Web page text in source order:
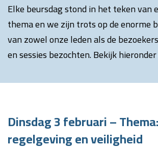
Elke beursdag stond in het teken van
thema en we zijn trots op de enorme
van zowel onze leden als de
en sessies bezochten. Bekijk
Dinsdag 3 februari –
regelgeving en veiligheid